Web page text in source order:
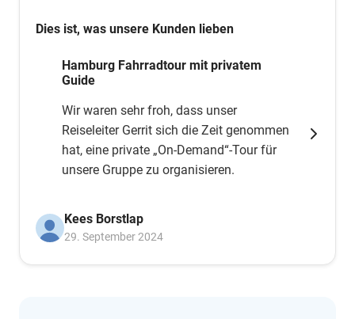
Dies ist, was unsere Kunden lieben
Hamburg Fahrradtour mit privatem
Guide
Wir waren sehr froh, dass unser
Reiseleiter Gerrit sich die Zeit genommen
hat, eine private „On-Demand“-Tour für
unsere Gruppe zu organisieren.
Kees Borstlap
29. September 2024